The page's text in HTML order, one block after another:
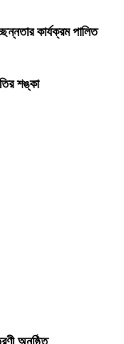
কার্যক্রম পালিত
শঙ্কা
অনুষ্ঠিত